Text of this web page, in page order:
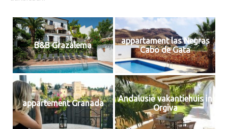
B&B Grazalema
appartament las Negras
Cabo de Gata
appartement Granada
Andalusië vakantiehuis in
Orgiva